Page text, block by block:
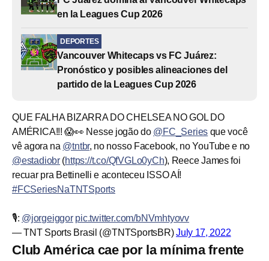
en la Leagues Cup 2026
DEPORTES
Vancouver Whitecaps vs FC Juárez:
Pronóstico y posibles alineaciones del
partido de la Leagues Cup 2026
QUE FALHA BIZARRA DO CHELSEA NO GOL DO
AMÉRICA!!! 😱👀 Nesse jogão do @FC_Series que você
vê agora na @tntbr, no nosso Facebook, no YouTube e no
@estadiobr (https://t.co/QfVGLo0yCh), Reece James foi
recuar pra Bettinelli e aconteceu ISSO AÍ!
#FCSeriesNaTNTSports
🎙️: @jorgeiggor pic.twitter.com/bNVmhtyovv
— TNT Sports Brasil (@TNTSportsBR)July 17, 2022
Club América cae por la mínima frente